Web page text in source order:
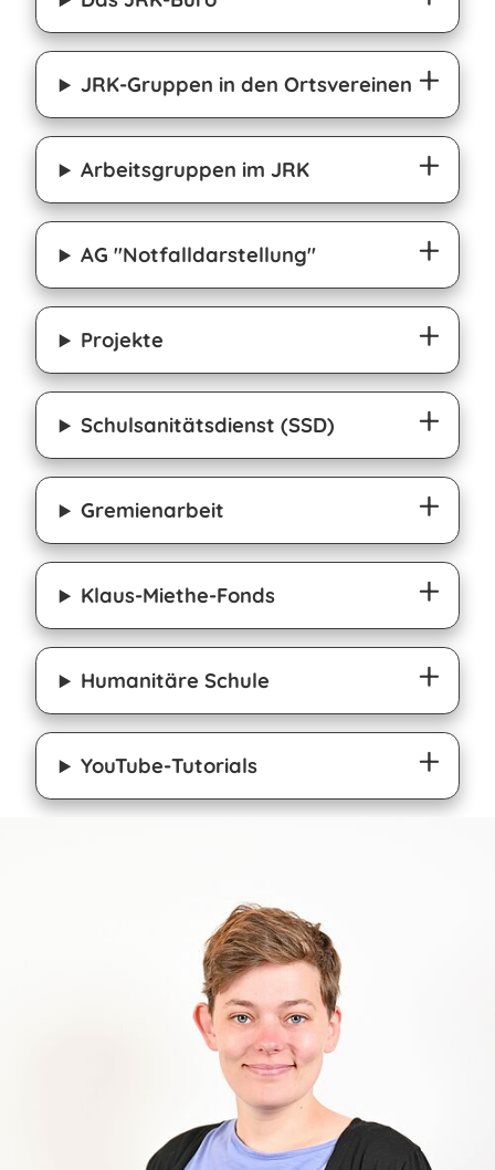
JRK-Gruppen in den Ortsvereinen
Arbeitsgruppen im JRK
AG "Notfalldarstellung"
Projekte
Schulsanitätsdienst (SSD)
Gremienarbeit
Klaus-Miethe-Fonds
Humanitäre Schule
YouTube-Tutorials